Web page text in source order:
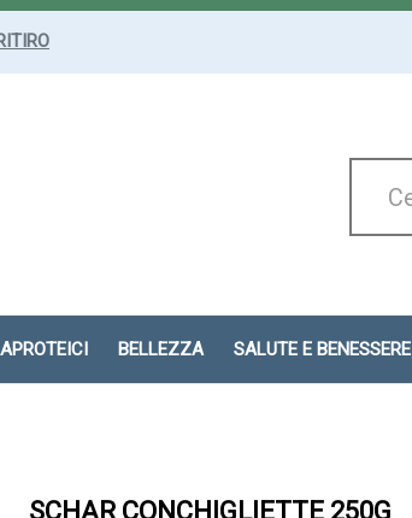
Prodotto
BELLEZZA SALUTE E BENESSERE
SCHAR CONCHIGLIETTE 250G